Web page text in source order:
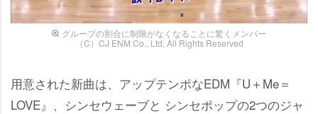
グループの割合に制限がなくなることに驚くメンバー
（C）CJ ENM Co., Ltd, All Rights Reserved
用意された新曲は、アップテンポなEDM『U＋Me＝
LOVE』、シンセウェーブと シンセポップの2つのジャ